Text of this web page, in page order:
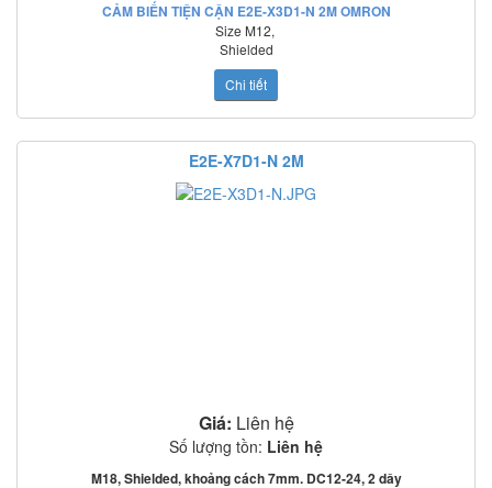
CẢM BIẾN TIỆN CẬN E2E-X3D1-N 2M OMRON
Size M12,
Shielded
Khoảng cách 3mm.
Điện áp nguồn :DC12-24,
E2E-X3D1-N 2M thuộc loại cảm biến tiệm cận
Nguồn cấp: 12-24VDC
Tần số đáp ứng: 1500Hz
Mạch bảo vệ: Ngược cực cấp nguồn, quá áp tức thời, ngắn mạch ngõ ra
Nhiệt độ làm việc: -25
Tiêu chuẩn: IEC60529: IP67
Chi tiết
E2E-X7D1-N 2M
Giá: Liên hệ
Số lượng tồn: Liên hệ
M18, Shielded, khoảng cách 7mm. DC12-24, 2 dây